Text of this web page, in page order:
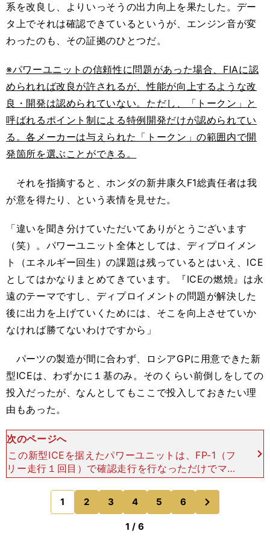
系を改良し、よりいっそうの出力向上を果たした。デー
タ上でそれは確認できているというが、エンジン音が変
わったのも、その証拠のひとつだ。
※パワーユニットの信頼性に問題があった場合、FIAに認
められれば改良が許されるが、性能が向上するような改
良・開発は認められていない。ただし、「トークン」と
呼ばれるポイント制による特例開発だけが認められてい
る。各メーカーは与えられた「トークン」の範囲内で開
発箇所を選ぶことができる。
それを指摘すると、ホンダの新井康久F1総責任者は我
が意を得たり、という表情を見せた。
「違いを聞き分けていただいてありがとうございます
（笑）。パワーユニット全体としては、ディプロイメン
ト（エネルギー回生）の課題は残っているとはいえ、ICE
としてはかなりまとめてきています。『ICEの燃焼』は永
遠のテーマですし、ディプロイメントの問題が解決した
後に出力を上げていくためには、そこを向上させていか
なければ勝てないわけですから」
パーツの製造が間に合わず、ロシアGPに用意できた新
型ICEは、わずかに１基のみ。そのくらい前倒しをしての
投入だったが、なんとしてもここで投入しておきたい理
由もあった。
次のページへ
この新型ICEを据えたパワーユニットは、FP-1（フ
リー走行１回目）で確認走行を行なっただけでマシ
ンから下ろされ、ほぼ新品の状態のまま温存され
た。コース特性を考えると、このソチ・アウトドロ
ームよりも次
1 2 3 4 5 6
のページへ
1 / 6